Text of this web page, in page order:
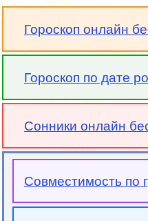
Гороскоп онлайн
Гороскоп по дате
Сонники онлайн
Совместимость по